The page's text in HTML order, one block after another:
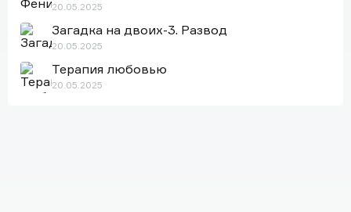
20.05.2025
Загадка на двоих-3. Развод
20.05.2025
Терапия любовью
20.05.2025